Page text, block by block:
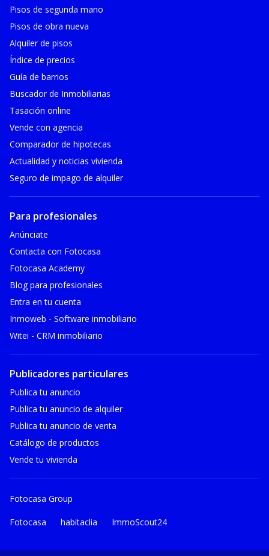
Pisos de segunda mano
Pisos de obra nueva
Alquiler de pisos
Índice de precios
Guía de barrios
Buscador de Inmobiliarias
Tasación online
Vende con agencia
Comparador de hipotecas
Actualidad y noticias vivienda
Seguro de impago de alquiler
Para profesionales
Anúnciate
Contacta con Fotocasa
Fotocasa Academy
Blog para profesionales
Entra en tu cuenta
Inmoweb - Software inmobiliario
Witei - CRM inmobiliario
Publicadores particulares
Publica tu anuncio
Publica tu anuncio de alquiler
Publica tu anuncio de venta
Catálogo de productos
Vende tu vivienda
Fotocasa Group
Fotocasa habitaclia ImmoScout24